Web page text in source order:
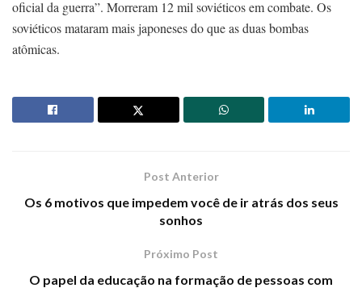
oficial da guerra”. Morreram 12 mil soviéticos em combate. Os
soviéticos mataram mais japoneses do que as duas bombas
atômicas.
Post Anterior
Os 6 motivos que impedem você de ir atrás dos seus
sonhos
Próximo Post
O papel da educação na formação de pessoas com